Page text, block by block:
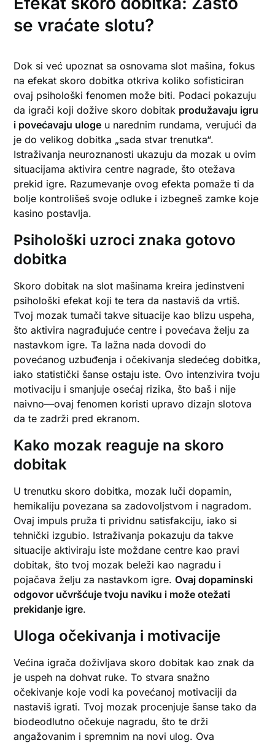
se vraćate slotu?
Dok si već upoznat sa osnovama slot mašina, fokus
na efekat skoro dobitka otkriva koliko sofisticiran
ovaj psihološki fenomen može biti. Podaci pokazuju
da igrači koji dožive skoro dobitak produžavaju igru
i povećavaju uloge u narednim rundama, verujući da
je do velikog dobitka „sada stvar trenutka“.
Istraživanja neuroznanosti ukazuju da mozak u ovim
situacijama aktivira centre nagrade, što otežava
prekid igre. Razumevanje ovog efekta pomaže ti da
bolje kontrolišeš svoje odluke i izbegneš zamke koje
kasino postavlja.
Psihološki uzroci znaka gotovo
dobitka
Skoro dobitak na slot mašinama kreira jedinstveni
psihološki efekat koji te tera da nastaviš da vrtiš.
Tvoj mozak tumači takve situacije kao blizu uspeha,
što aktivira nagrađujuće centre i povećava želju za
nastavkom igre. Ta lažna nada dovodi do
povećanog uzbuđenja i očekivanja sledećeg dobitka,
iako statistički šanse ostaju iste. Ovo intenzivira tvoju
motivaciju i smanjuje osećaj rizika, što baš i nije
naivno—ovaj fenomen koristi upravo dizajn slotova
da te zadrži pred ekranom.
Kako mozak reaguje na skoro
dobitak
U trenutku skoro dobitka, mozak luči dopamin,
hemikaliju povezana sa zadovoljstvom i nagradom.
Ovaj impuls pruža ti prividnu satisfakciju, iako si
tehnički izgubio. Istraživanja pokazuju da takve
situacije aktiviraju iste moždane centre kao pravi
dobitak, što tvoj mozak beleži kao nagradu i
pojačava želju za nastavkom igre.Ovaj dopaminski
odgovor učvršćuje tvoju naviku i može otežati
prekidanje igre.
Uloga očekivanja i motivacije
Većina igrača doživljava skoro dobitak kao znak da
je uspeh na dohvat ruke. To stvara snažno
očekivanje koje vodi ka povećanoj motivaciji da
nastaviš igrati. Tvoj mozak procenjuje šanse tako da
biodeodlutno očekuje nagradu, što te drži
angažovanim i spremnim na novi ulog. Ova